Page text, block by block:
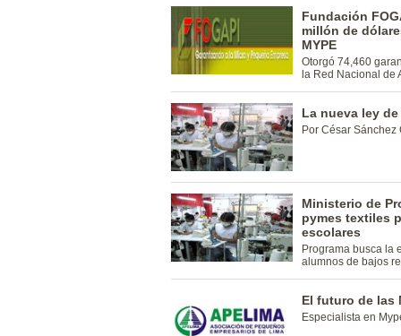
Fundación
millón de
MYPE
Otorgó 74,460
la Red Nacional de
La nueva ley
Por César Sánchez
Ministerio de
pymes textiles
escolares
Programa busca la
alumnos de bajos
El futuro de las
Especialista en